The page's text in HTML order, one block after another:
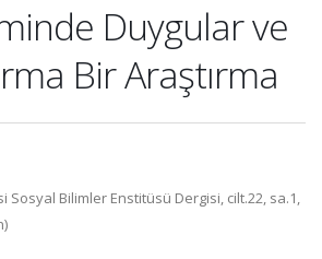
Duygular ve
Bir Araştırma
Sosyal Bilimler Enstitüsü Dergisi, cilt.22, sa.1,